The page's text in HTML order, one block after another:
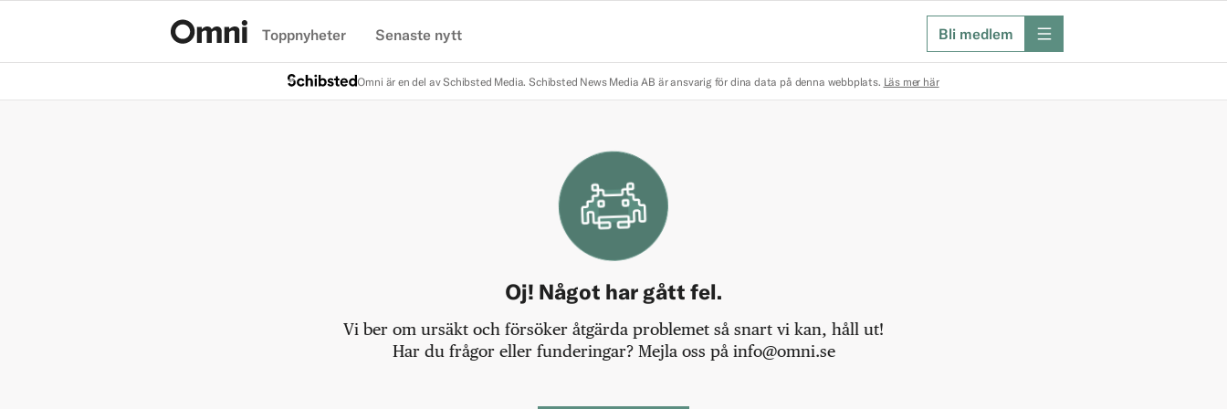
Toppnyheter Senaste nytt Bli medlem meny
Omni är en del av Schibsted Media. Schibsted News Media AB är ansvarig för dina data på denna webbplats. Läs mer här
Oj! Något har gått fel.
Vi ber om ursäkt och försöker åtgärda problemet så snart vi kan, håll ut!
Har du frågor eller funderingar? Mejla oss på info@omni.se